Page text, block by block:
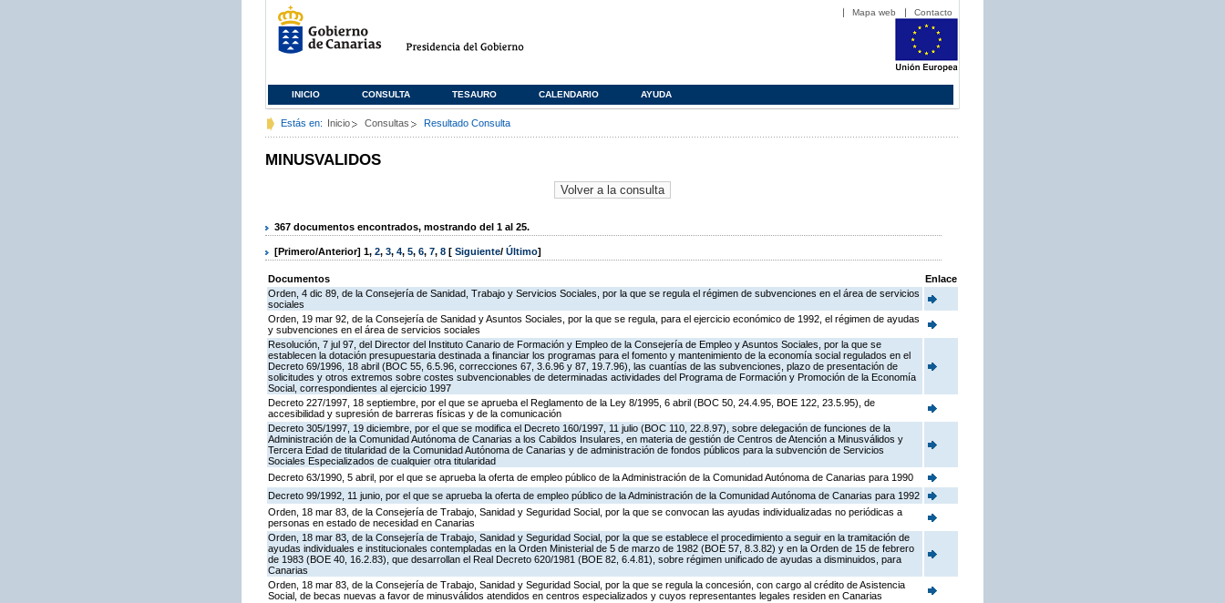
Mapa web Contacto
INICIO CONSULTA TESAURO CALENDARIO AYUDA
Estás en: Inicio Consultas Resultado Consulta
MINUSVALIDOS
367 documentos encontrados, mostrando del 1 al 25.
[Primero/Anterior] 1, 2, 3, 4, 5, 6, 7, 8 [ Siguiente/ Último]
Documentos
Enlace
Orden, 4 dic 89, de la Consejería de Sanidad, Trabajo y Servicios Sociales, por la que se regula el régimen de subvenciones en el área de servicios
sociales
Orden, 19 mar 92, de la Consejería de Sanidad y Asuntos Sociales, por la que se regula, para el ejercicio económico de 1992, el régimen de ayudas
y subvenciones en el área de servicios sociales
Resolución, 7 jul 97, del Director del Instituto Canario de Formación y Empleo de la Consejería de Empleo y Asuntos Sociales, por la que se
establecen la dotación presupuestaria destinada a financiar los programas para el fomento y mantenimiento de la economía social regulados en el
Decreto 69/1996, 18 abril (BOC 55, 6.5.96, correcciones 67, 3.6.96 y 87, 19.7.96), las cuantías de las subvenciones, plazo de presentación de
solicitudes y otros extremos sobre costes subvencionables de determinadas actividades del Programa de Formación y Promoción de la Economía
Social, correspondientes al ejercicio 1997
Decreto 227/1997, 18 septiembre, por el que se aprueba el Reglamento de la Ley 8/1995, 6 abril (BOC 50, 24.4.95, BOE 122, 23.5.95), de
accesibilidad y supresión de barreras físicas y de la comunicación
Decreto 305/1997, 19 diciembre, por el que se modifica el Decreto 160/1997, 11 julio (BOC 110, 22.8.97), sobre delegación de funciones de la
Administración de la Comunidad Autónoma de Canarias a los Cabildos Insulares, en materia de gestión de Centros de Atención a Minusválidos y
Tercera Edad de titularidad de la Comunidad Autónoma de Canarias y de administración de fondos públicos para la subvención de Servicios
Sociales Especializados de cualquier otra titularidad
Decreto 63/1990, 5 abril, por el que se aprueba la oferta de empleo público de la Administración de la Comunidad Autónoma de Canarias para 1990
Decreto 99/1992, 11 junio, por el que se aprueba la oferta de empleo público de la Administración de la Comunidad Autónoma de Canarias para 1992
Orden, 18 mar 83, de la Consejería de Trabajo, Sanidad y Seguridad Social, por la que se convocan las ayudas individualizadas no periódicas a
personas en estado de necesidad en Canarias
Orden, 18 mar 83, de la Consejería de Trabajo, Sanidad y Seguridad Social, por la que se establece el procedimiento a seguir en la tramitación de
ayudas individuales e institucionales contempladas en la Orden Ministerial de 5 de marzo de 1982 (BOE 57, 8.3.82) y en la Orden de 15 de febrero
de 1983 (BOE 40, 16.2.83), que desarrollan el Real Decreto 620/1981 (BOE 82, 6.4.81), sobre régimen unificado de ayudas a disminuidos, para
Canarias
Orden, 18 mar 83, de la Consejería de Trabajo, Sanidad y Seguridad Social, por la que se regula la concesión, con cargo al crédito de Asistencia
Social, de becas nuevas a favor de minusválidos atendidos en centros especializados y cuyos representantes legales residen en Canarias